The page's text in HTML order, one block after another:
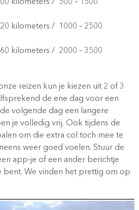
kilometers / 500 – 1500
kilometers / 1000 – 2500
kilometers / 2000 – 3500
reizen kun je kiezen uit 2 of 3
de ene dag voor een
volgende dag een langere
je volledig vrij. Ook tijdens de
om die extra col toch mee te
weer goed voelen. Stuur de
app-je of een ander berichtje
bent. We vinden het prettig om op